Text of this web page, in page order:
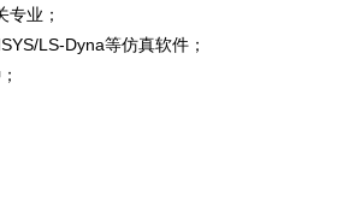
业；
LS-Dyna等仿真软件；